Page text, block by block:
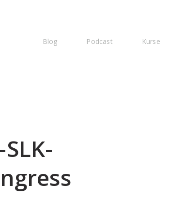
Blog Podcast Kurse